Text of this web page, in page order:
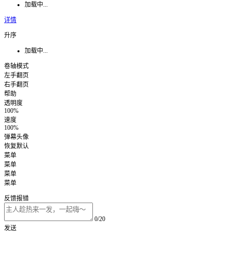
加载中...
详情
升序
加载中...
卷轴模式
左手翻页
右手翻页
帮助
透明度
100%
速度
100%
弹幕头像
恢复默认
菜单
菜单
菜单
菜单
反馈报错
0/20
发送